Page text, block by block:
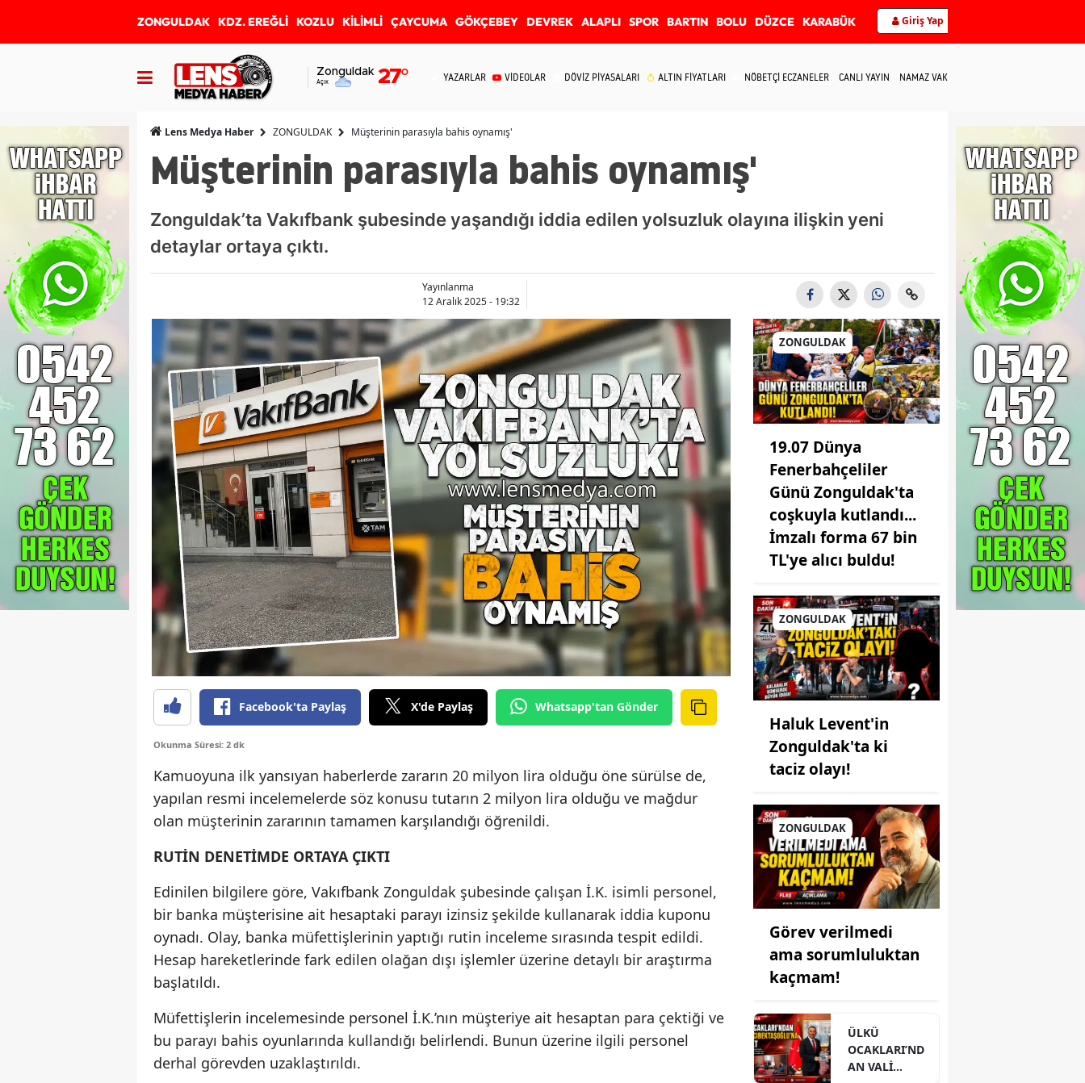
ZONGULDAK KDZ. EREĞLİ KOZLU KİLİMLİ ÇAYCUMA GÖKÇEBEY DEVREK ALAPLI SPOR BARTIN BOLU DÜZCE KARABÜK Giriş Yap
Zonguldak
Açık 27° YAZARLAR VİDEOLAR DÖVİZ PİYASALARI ALTIN FİYATLARI NÖBETÇİ ECZANELER CANLI YAYIN NAMAZ VAKİTLERİ
Lens Medya Haber ZONGULDAK Müşterinin parasıyla bahis oynamış'
Müşterinin parasıyla bahis oynamış'
Zonguldak’ta Vakıfbank şubesinde yaşandığı iddia edilen yolsuzluk olayına ilişkin yeni
detaylar ortaya çıktı.
Yayınlanma
12 Aralık 2025 - 19:32
Facebook'ta Paylaş X'de Paylaş Whatsapp'tan Gönder
Okunma Süresi: 2 dk
Kamuoyuna ilk yansıyan haberlerde zararın 20 milyon lira olduğu öne sürülse de,
yapılan resmi incelemelerde söz konusu tutarın 2 milyon lira olduğu ve mağdur
olan müşterinin zararının tamamen karşılandığı öğrenildi.
RUTİN DENETİMDE ORTAYA ÇIKTI
Edinilen bilgilere göre, Vakıfbank Zonguldak şubesinde çalışan İ.K. isimli personel,
bir banka müşterisine ait hesaptaki parayı izinsiz şekilde kullanarak iddia kuponu
oynadı. Olay, banka müfettişlerinin yaptığı rutin inceleme sırasında tespit edildi.
Hesap hareketlerinde fark edilen olağan dışı işlemler üzerine detaylı bir araştırma
başlatıldı.
Müfettişlerin incelemesinde personel İ.K.’nın müşteriye ait hesaptan para çektiği ve
bu parayı bahis oyunlarında kullandığı belirlendi. Bunun üzerine ilgili personel
derhal görevden uzaklaştırıldı.
ZONGULDAK
19.07 Dünya
Fenerbahçeliler
Günü Zonguldak'ta
coşkuyla kutlandı...
İmzalı forma 67 bin
TL'ye alıcı buldu!
ZONGULDAK
Haluk Levent'in
Zonguldak'ta ki
taciz olayı!
ZONGULDAK
Görev verilmedi
ama sorumluluktan
kaçmam!
ÜLKÜ
OCAKLARI’ND
AN VALİ